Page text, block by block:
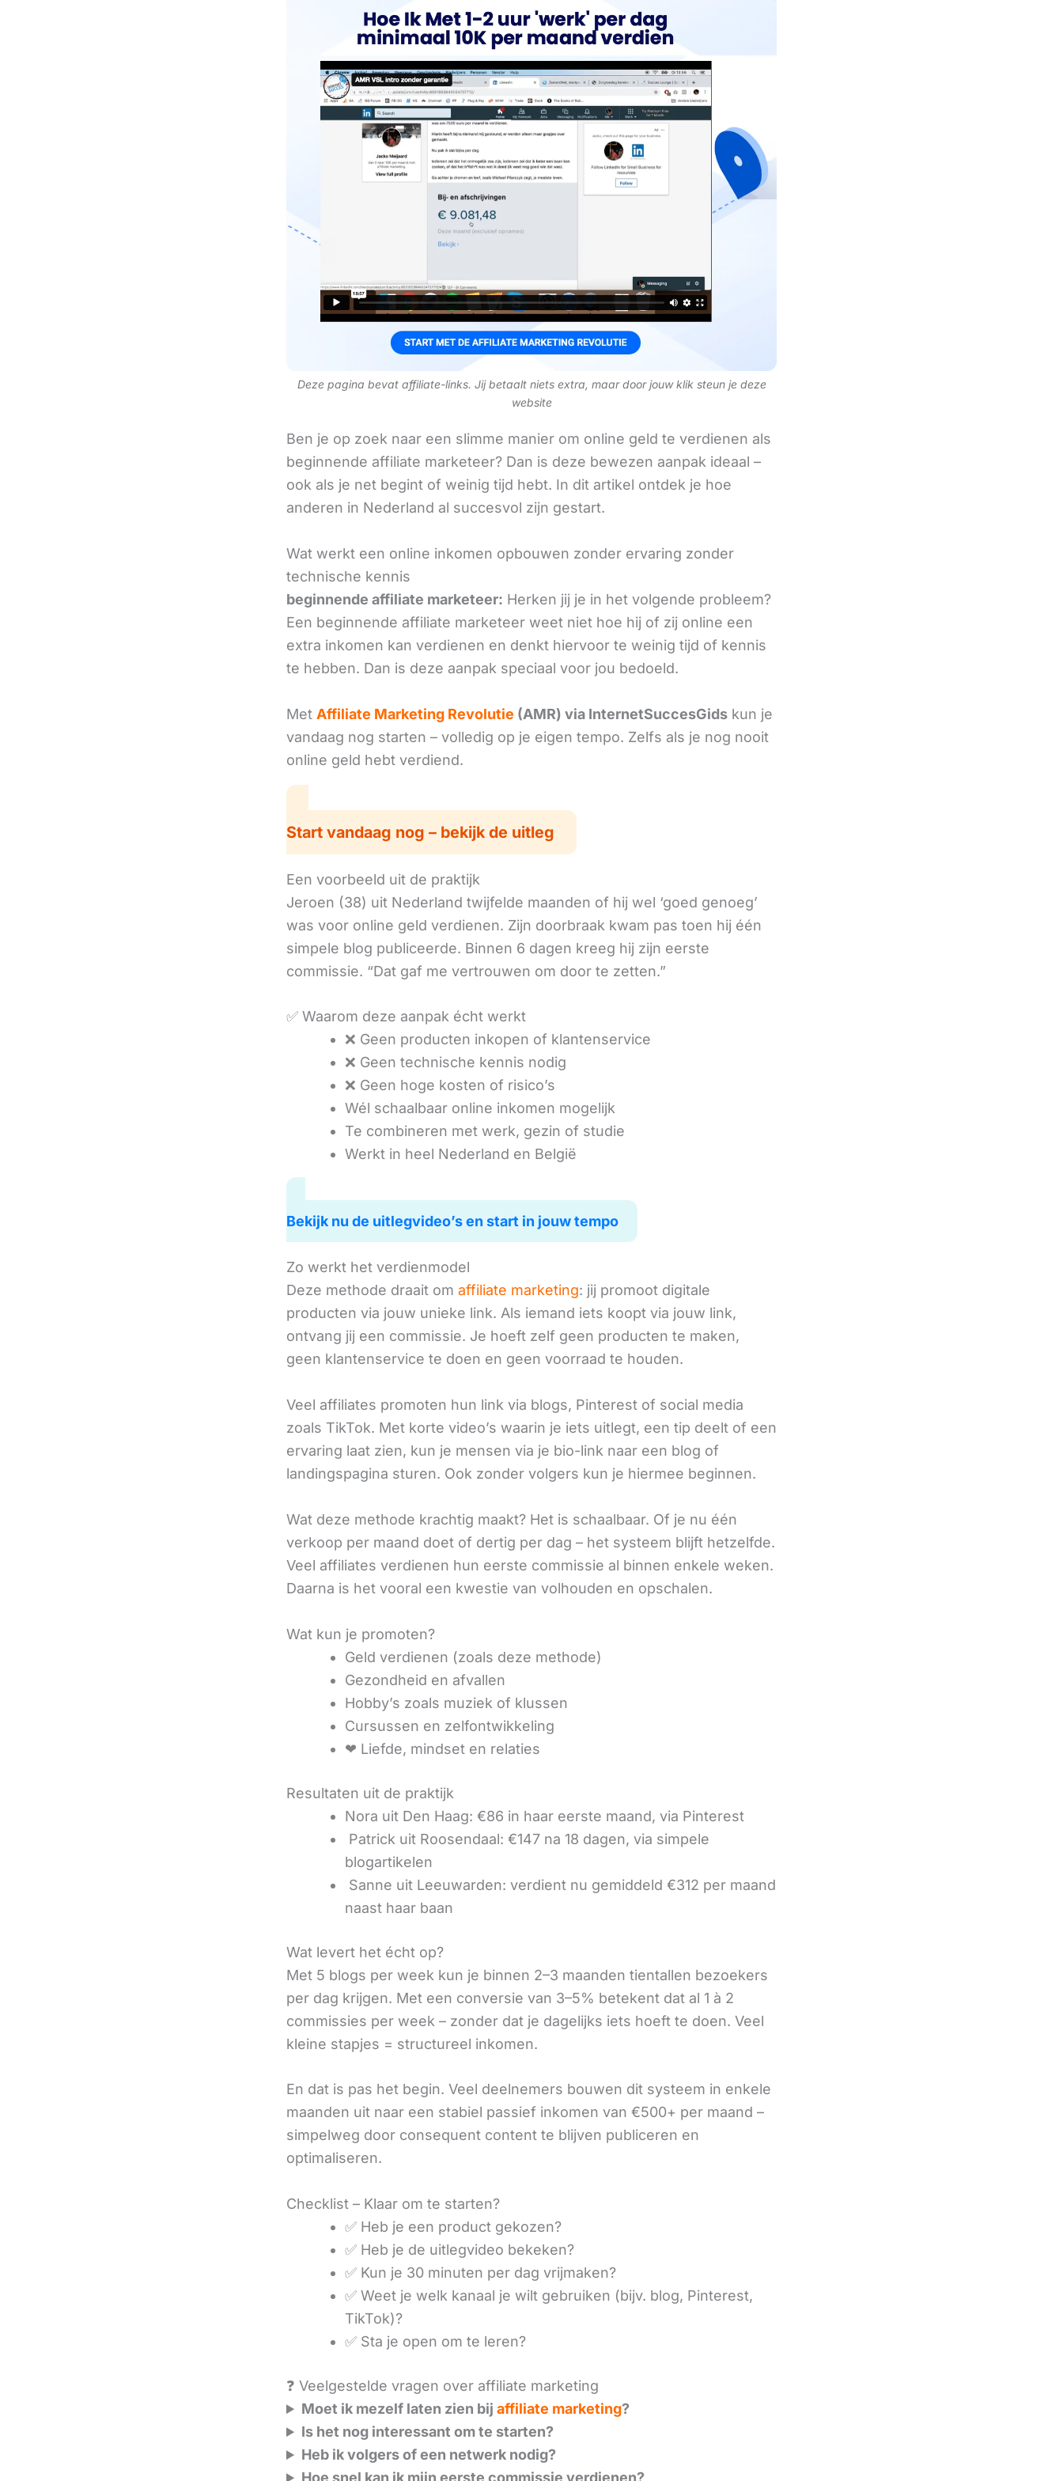
Deze pagina bevat affiliate-links. Jij betaalt niets extra, maar door jouw klik steun je deze
website
Ben je op zoek naar een slimme manier om online geld te verdienen als
beginnende affiliate marketeer? Dan is deze bewezen aanpak ideaal –
ook als je net begint of weinig tijd hebt. In dit artikel ontdek je hoe
anderen in Nederland al succesvol zijn gestart.
Wat werkt een online inkomen opbouwen zonder ervaring zonder
technische kennis
beginnende affiliate marketeer: Herken jij je in het volgende probleem?
Een beginnende affiliate marketeer weet niet hoe hij of zij online een
extra inkomen kan verdienen en denkt hiervoor te weinig tijd of kennis
te hebben. Dan is deze aanpak speciaal voor jou bedoeld.
Met Affiliate Marketing Revolutie (AMR) via InternetSuccesGids kun je
vandaag nog starten – volledig op je eigen tempo. Zelfs als je nog nooit
online geld hebt verdiend.
Start vandaag nog – bekijk de uitleg
Een voorbeeld uit de praktijk
Jeroen (38) uit Nederland twijfelde maanden of hij wel ‘goed genoeg’
was voor online geld verdienen. Zijn doorbraak kwam pas toen hij één
simpele blog publiceerde. Binnen 6 dagen kreeg hij zijn eerste
commissie. “Dat gaf me vertrouwen om door te zetten.”
✅ Waarom deze aanpak écht werkt
❌ Geen producten inkopen of klantenservice
❌ Geen technische kennis nodig
❌ Geen hoge kosten of risico’s
Wél schaalbaar online inkomen mogelijk
Te combineren met werk, gezin of studie
Werkt in heel Nederland en België
Bekijk nu de uitlegvideo’s en start in jouw tempo
Zo werkt het verdienmodel
Deze methode draait om affiliate marketing: jij promoot digitale
producten via jouw unieke link. Als iemand iets koopt via jouw link,
ontvang jij een commissie. Je hoeft zelf geen producten te maken,
geen klantenservice te doen en geen voorraad te houden.
Veel affiliates promoten hun link via blogs, Pinterest of social media
zoals TikTok. Met korte video’s waarin je iets uitlegt, een tip deelt of een
ervaring laat zien, kun je mensen via je bio-link naar een blog of
landingspagina sturen. Ook zonder volgers kun je hiermee beginnen.
Wat deze methode krachtig maakt? Het is schaalbaar. Of je nu één
verkoop per maand doet of dertig per dag – het systeem blijft hetzelfde.
Veel affiliates verdienen hun eerste commissie al binnen enkele weken.
Daarna is het vooral een kwestie van volhouden en opschalen.
Wat kun je promoten?
Geld verdienen (zoals deze methode)
Gezondheid en afvallen
Hobby’s zoals muziek of klussen
Cursussen en zelfontwikkeling
❤ Liefde, mindset en relaties
Resultaten uit de praktijk
Nora uit Den Haag: €86 in haar eerste maand, via Pinterest
‍ Patrick uit Roosendaal: €147 na 18 dagen, via simpele
blogartikelen
‍ Sanne uit Leeuwarden: verdient nu gemiddeld €312 per maand
naast haar baan
Wat levert het écht op?
Met 5 blogs per week kun je binnen 2–3 maanden tientallen bezoekers
per dag krijgen. Met een conversie van 3–5% betekent dat al 1 à 2
commissies per week – zonder dat je dagelijks iets hoeft te doen. Veel
kleine stapjes = structureel inkomen.
En dat is pas het begin. Veel deelnemers bouwen dit systeem in enkele
maanden uit naar een stabiel passief inkomen van €500+ per maand –
simpelweg door consequent content te blijven publiceren en
optimaliseren.
Checklist – Klaar om te starten?
✅ Heb je een product gekozen?
✅ Heb je de uitlegvideo bekeken?
✅ Kun je 30 minuten per dag vrijmaken?
✅ Weet je welk kanaal je wilt gebruiken (bijv. blog, Pinterest,
TikTok)?
✅ Sta je open om te leren?
❓ Veelgestelde vragen over affiliate marketing
Moet ik mezelf laten zien bijaffiliate marketing?
Is het nog interessant om te starten?
Heb ik volgers of een netwerk nodig?
Hoe snel kan ik mijn eerste commissie verdienen?